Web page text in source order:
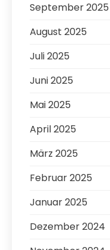
September 2025
August 2025
Juli 2025
Juni 2025
Mai 2025
April 2025
März 2025
Februar 2025
Januar 2025
Dezember 2024